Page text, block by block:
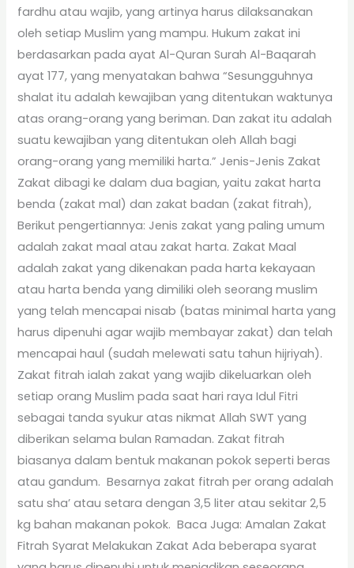
fardhu atau wajib, yang artinya harus dilaksanakan
oleh setiap Muslim yang mampu. Hukum zakat ini
berdasarkan pada ayat Al-Quran Surah Al-Baqarah
ayat 177, yang menyatakan bahwa “Sesungguhnya
shalat itu adalah kewajiban yang ditentukan waktunya
atas orang-orang yang beriman. Dan zakat itu adalah
suatu kewajiban yang ditentukan oleh Allah bagi
orang-orang yang memiliki harta.” Jenis-Jenis Zakat
Zakat dibagi ke dalam dua bagian, yaitu zakat harta
benda (zakat mal) dan zakat badan (zakat fitrah),
Berikut pengertiannya: Jenis zakat yang paling umum
adalah zakat maal atau zakat harta. Zakat Maal
adalah zakat yang dikenakan pada harta kekayaan
atau harta benda yang dimiliki oleh seorang muslim
yang telah mencapai nisab (batas minimal harta yang
harus dipenuhi agar wajib membayar zakat) dan telah
mencapai haul (sudah melewati satu tahun hijriyah).
Zakat fitrah ialah zakat yang wajib dikeluarkan oleh
setiap orang Muslim pada saat hari raya Idul Fitri
sebagai tanda syukur atas nikmat Allah SWT yang
diberikan selama bulan Ramadan. Zakat fitrah
biasanya dalam bentuk makanan pokok seperti beras
atau gandum. Besarnya zakat fitrah per orang adalah
satu sha’ atau setara dengan 3,5 liter atau sekitar 2,5
kg bahan makanan pokok. Baca Juga: Amalan Zakat
Fitrah Syarat Melakukan Zakat Ada beberapa syarat